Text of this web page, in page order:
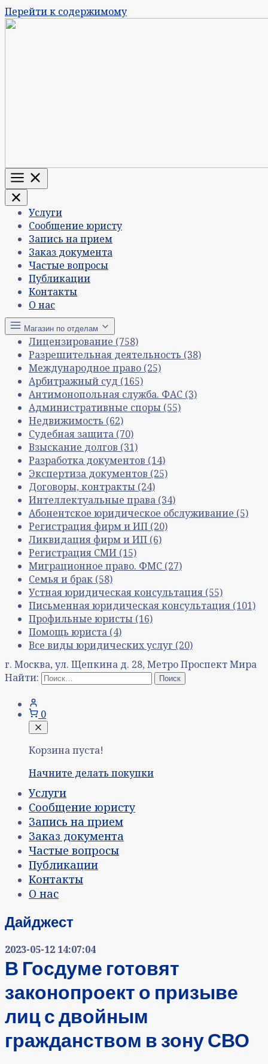
Перейти к содержимому
Меню
Услуги
Сообщение юристу
Запись на прием
Заказ документа
Частые вопросы
Публикации
Контакты
О нас
Магазин по отделам
Лицензирование (758)
Разрешительная деятельность (38)
Международное право (25)
Арбитражный суд (165)
Антимонопольная служба. ФАС (3)
Административные споры (55)
Недвижимость (62)
Судебная защита (70)
Взыскание долгов (31)
Разработка документов (14)
Экспертиза документов (25)
Договоры, контракты (24)
Интеллектуальные права (34)
Абонентское юридическое обслуживание (5)
Регистрация фирм и ИП (20)
Ликвидация фирм и ИП (6)
Регистрация СМИ (15)
Миграционное право. ФМС (27)
Семья и брак (58)
Устная юридическая консультация (55)
Письменная юридическая консультация (101)
Профильные юристы (16)
Помощь юриста (4)
Все виды юридических услуг (20)
г. Москва, ул. Щепкина д. 28, Метро Проспект Мира
Найти:
0
Корзина пуста!
Начните делать покупки
Услуги
Сообщение юристу
Запись на прием
Заказ документа
Частые вопросы
Публикации
Контакты
О нас
Дайджест
2023-05-12 14:07:04
В Госдуме готовят
законопроект о призыве
лиц с двойным
гражданством в зону СВО